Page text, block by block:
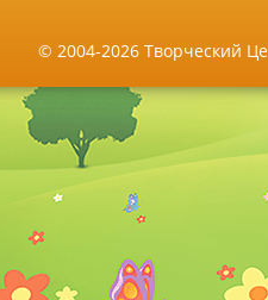
© 2004-2026 Творческий